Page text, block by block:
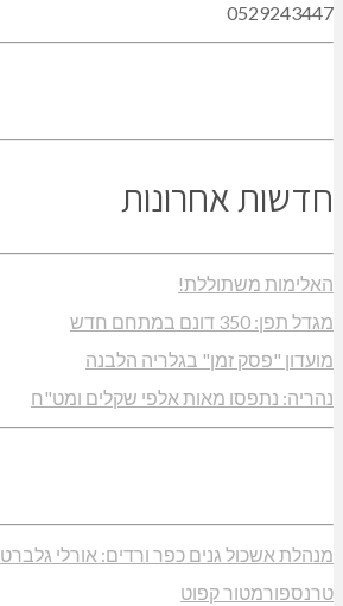
0529243447
חדשות אחרונות
האלימות משתוללת!
מגדל תפן: 350 דונם במתחם חדש
מועדון "פסק זמן" בגלריה הלבנה
נהריה: נתפסו מאות אלפי שקלים ומט"ח
מנהלת אשכול גנים כפר ורדים: אורלי גלברט
טרנספורמטור קפוט